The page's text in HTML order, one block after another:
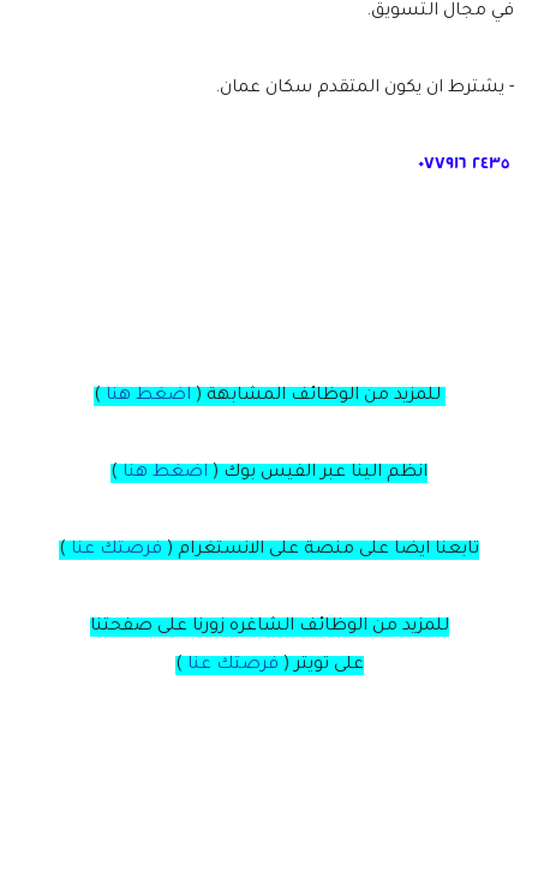
في مجال التسويق.
- يشترط ان يكون المتقدم سكان عمان.
للمزيد من الوظائف المشابهة ( اضغط هنا )
انظم الينا عبر الفيس بوك ( اضغط هنا )
تابعنا ايضا على منصة على الانستغرام ( فرصتك عنا )
للمزيد من الوظائف الشاغره زورنا على صفحتنا
على تويتر( فرصتك عنا )